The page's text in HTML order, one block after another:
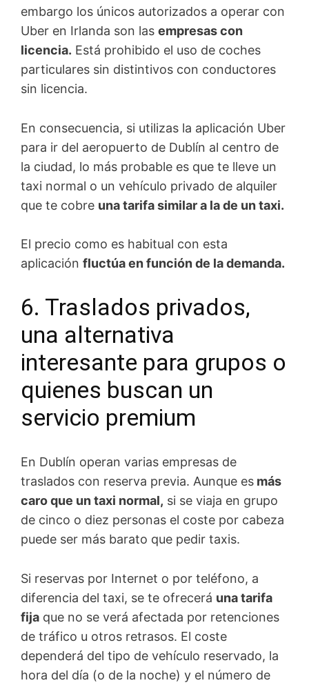
embargo los únicos autorizados a operar con
Uber en Irlanda son las empresas con
licencia. Está prohibido el uso de coches
particulares sin distintivos con conductores
sin licencia.
En consecuencia, si utilizas la aplicación Uber
para ir del aeropuerto de Dublín al centro de
la ciudad, lo más probable es que te lleve un
taxi normal o un vehículo privado de alquiler
que te cobre una tarifa similar a la de un taxi.
El precio como es habitual con esta
aplicación fluctúa en función de la demanda.
6. Traslados privados,
una alternativa
interesante para grupos o
quienes buscan un
servicio premium
En Dublín operan varias empresas de
traslados con reserva previa. Aunque es más
caro que un taxi normal, si se viaja en grupo
de cinco o diez personas el coste por cabeza
puede ser más barato que pedir taxis.
Si reservas por Internet o por teléfono, a
diferencia del taxi, se te ofrecerá una tarifa
fija que no se verá afectada por retenciones
de tráfico u otros retrasos. El coste
dependerá del tipo de vehículo reservado, la
hora del día (o de la noche) y el número de